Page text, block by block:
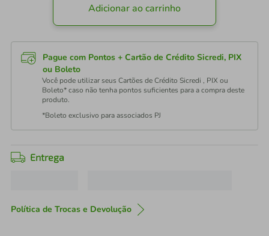
Adicionar ao carrinho
Pague com Pontos + Cartão de Crédito Sicredi, PIX
ou Boleto
Você pode utilizar seus Cartões de Crédito Sicredi , PIX ou
Boleto* caso não tenha pontos suficientes para a compra deste
produto.
*Boleto exclusivo para associados PJ
Entrega
Política de Trocas e Devolução